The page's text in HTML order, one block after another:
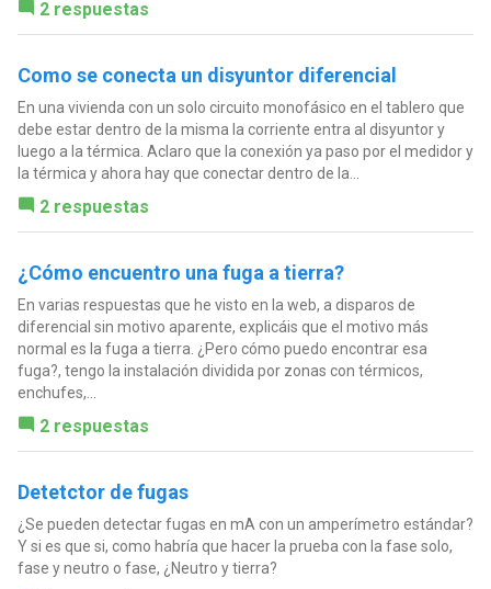
2 respuestas
Como se conecta un disyuntor diferencial
En una vivienda con un solo circuito monofásico en el tablero que
debe estar dentro de la misma la corriente entra al disyuntor y
luego a la térmica. Aclaro que la conexión ya paso por el medidor y
la térmica y ahora hay que conectar dentro de la...
2 respuestas
¿Cómo encuentro una fuga a tierra?
En varias respuestas que he visto en la web, a disparos de
diferencial sin motivo aparente, explicáis que el motivo más
normal es la fuga a tierra. ¿Pero cómo puedo encontrar esa
fuga?, tengo la instalación dividida por zonas con térmicos,
enchufes,...
2 respuestas
Detetctor de fugas
¿Se pueden detectar fugas en mA con un amperímetro estándar?
Y si es que si, como habría que hacer la prueba con la fase solo,
fase y neutro o fase, ¿Neutro y tierra?